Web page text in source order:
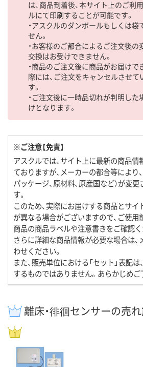
は、商品到着後、本サイト上のご利
ルにて印刷することが可能です。
・アスクルのダンボールもしくは
せん。
・お客様のご都合によるご注文後の
交換はお受けできません。
・商品のご注文後に商品がお届け
際には、ご注文をキャンセルさせ
す。
・ご注文後に一時品切れが判明した
けとなります。
※ご注意【免責】
アスクルでは、サイト上に最新の商品
ておりますが、メーカーの都合等により、
パッケージ、原材料、原産国など）が変
す。
このため、実際にお届けする商品とサ
が異なる場合がございますので、ご使
商品の商品ラベルや注意書きをご確認く
さらに詳細な商品情報が必要な場合は
わせください。
また、販売単位における「セット」表記
するものではありません。あらかじめご
離床・徘徊センサーの売